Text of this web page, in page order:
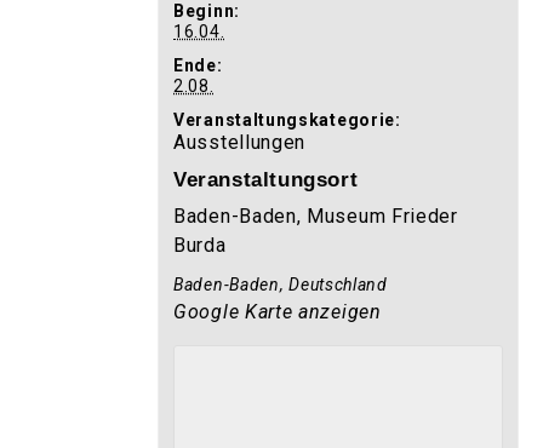
Beginn:
16.04.
Ende:
2.08.
Veranstaltungskategorie:
Ausstellungen
Veranstaltungsort
Baden-Baden, Museum Frieder
Burda
Baden-Baden, Deutschland
Google Karte anzeigen